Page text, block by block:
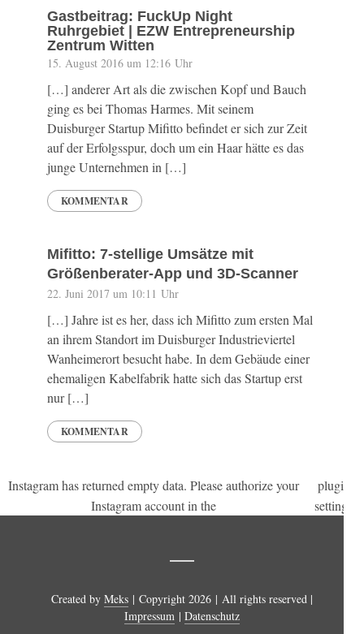
Gastbeitrag: FuckUp Night
Ruhrgebiet | EZW Entrepreneurship
Zentrum Witten
15. August 2016 um 12:16 Uhr
[…] anderer Art als die zwischen Kopf und Bauch
ging es bei Thomas Harmes. Mit seinem
Duisburger Startup Mifitto befindet er sich zur Zeit
auf der Erfolgsspur, doch um ein Haar hätte es das
junge Unternehmen in […]
KOMMENTAR
Mifitto: 7-stellige Umsätze mit
Größenberater-App und 3D-Scanner
22. Juni 2017 um 10:11 Uhr
[…] Jahre ist es her, dass ich Mifitto zum ersten Mal
an ihrem Standort im Duisburger Industrieviertel
Wanheimerort besucht habe. In dem Gebäude einer
ehemaligen Kabelfabrik hatte sich das Startup erst
nur […]
KOMMENTAR
Instagram has returned empty data. Please authorize your
Instagram account in the
plugin
settings
Created by Meks | Copyright 2026 | All rights reserved |
Impressum | Datenschutz